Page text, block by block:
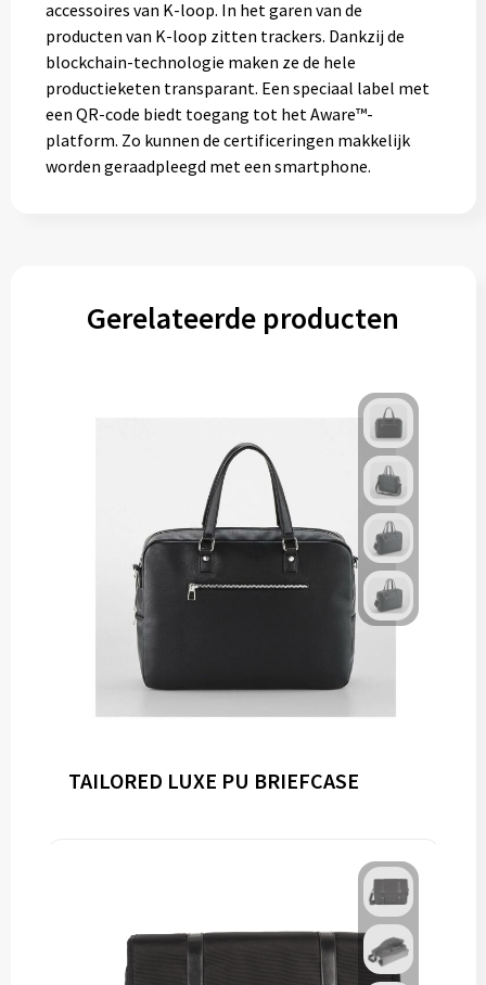
accessoires van K-loop. In het garen van de
producten van K-loop zitten trackers. Dankzij de
blockchain-technologie maken ze de hele
productieketen transparant. Een speciaal label met
een QR-code biedt toegang tot het Aware™-
platform. Zo kunnen de certificeringen makkelijk
worden geraadpleegd met een smartphone.
Gerelateerde producten
TAILORED LUXE PU BRIEFCASE